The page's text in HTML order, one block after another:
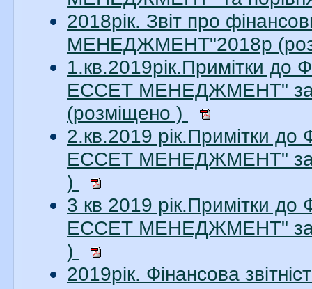
2018рік. Звіт про
МЕНЕДЖМЕНТ"2018р
1.кв.2019рік.Примітки до
ЕССЕТ МЕНЕДЖМЕНТ" за
(розміщено )
2.кв.2019 рік.Примітки до
ЕССЕТ МЕНЕДЖМЕНТ" за
)
3 кв 2019 рік.Примітки до
ЕССЕТ МЕНЕДЖМЕНТ" за
)
2019рік. Фінансова